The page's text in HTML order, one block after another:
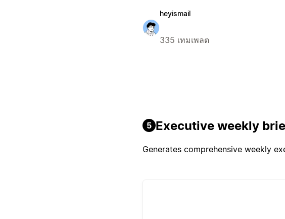
heyismail
335 เทมเพลต
5 Executive weekly
Generates comprehensive weekly